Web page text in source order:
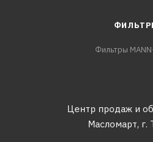
Фильтры
Центр продаж и
Масломарт, г.